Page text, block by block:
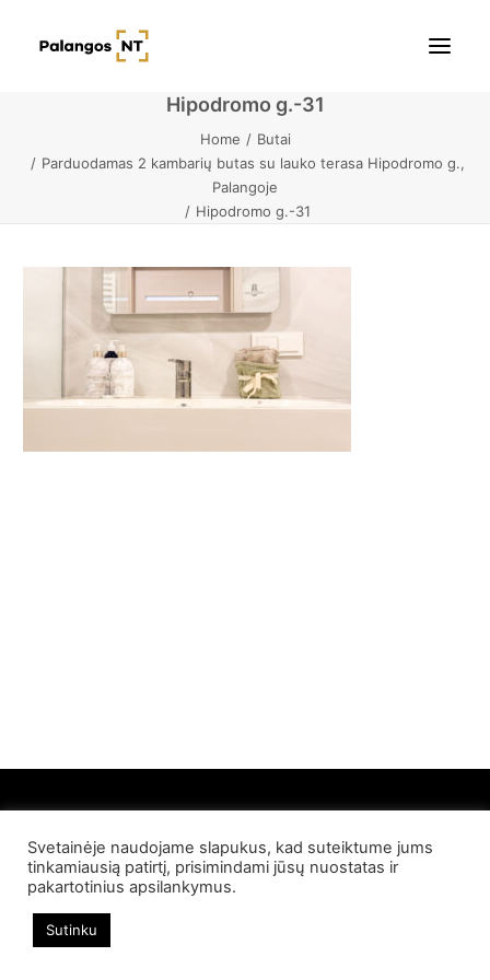
Pradžia
Žemės sklypai
Kontaktai
Hipodromo g.-31
Home
Butai
Parduodamas 2 kambarių butas su lauko terasa Hipodromo g.,
Palangoje
Hipodromo g.-31
© 2022 Palangos NT. Visos teisės saugomos
Svetainėje naudojame slapukus, kad suteiktume jums
tinkamiausią patirtį, prisimindami jūsų nuostatas ir
pakartotinius apsilankymus.
Sutinku